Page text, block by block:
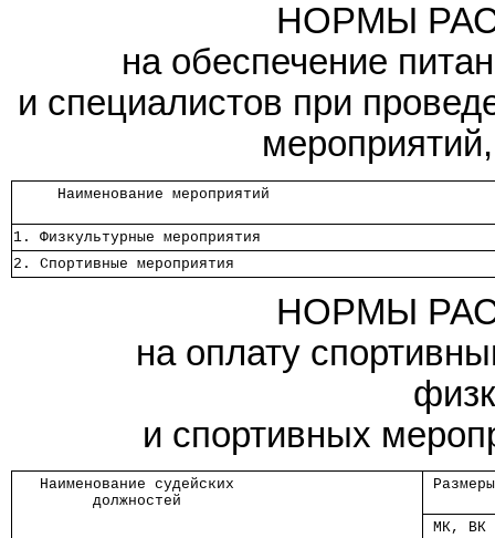
НОРМЫ
на обеспечение
и специалистов при
     Наименование мероприятий
1. Физкультурные мероприятия
2. Спортивные мероприятия
НОРМЫ
на оплату
и спортивных
   Наименование судейских
         должностей
МК, ВК